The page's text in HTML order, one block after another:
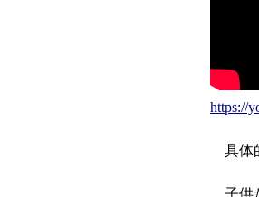
https://
具体
子供